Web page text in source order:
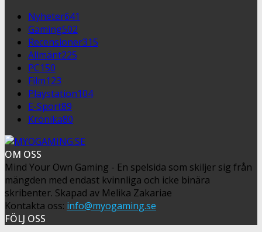
Nyheter641
Gaming502
Recensioner315
Allmänt225
PC150
Film123
Playstation104
E-Sport89
Krönika80
OM OSS
Mind Your Own Gaming - En spelsida som skiljer sig från
mängden med endast kvinnliga och icke binära
skribenter. Skapad av Melika Zakariae
Kontakta oss: info@myogaming.se
FÖLJ OSS